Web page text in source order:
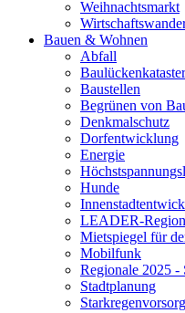
Weihnachtsmarkt
Bauen & Wohnen
Abfall
Baulückenkataster
Baustellen
Begrünen von
Denkmalschutz
Dorfentwicklung
Energie
Hunde
LEADER-
Mietspiegel für
Mobilfunk
Regionale 2025 -
Stadtplanung